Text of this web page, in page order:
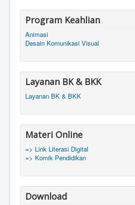
Program Keahlian
Animasi
Desain Komunikasi Visual
Layanan BK & BKK
Layanan BK & BKK
Materi Online
=> Link Literasi Digital
=> Komik Pendidikan
Download